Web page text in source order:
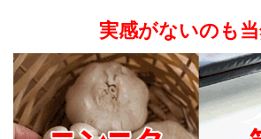
実感がないのも当